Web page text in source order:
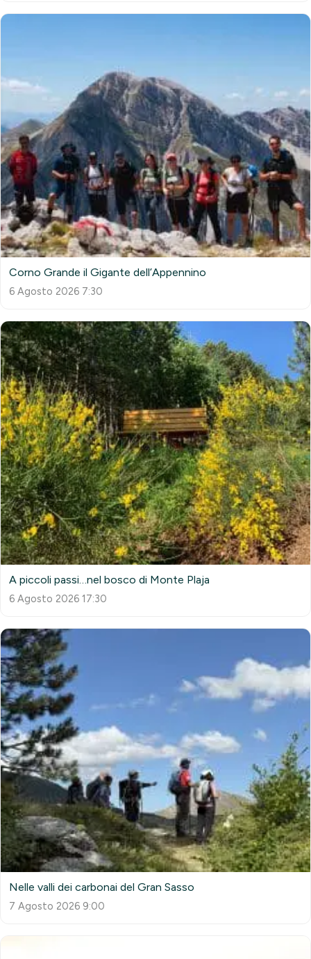
Corno Grande il Gigante dell’Appennino
6 Agosto 2026 7:30
A piccoli passi…nel bosco di Monte Plaja
6 Agosto 2026 17:30
Nelle valli dei carbonai del Gran Sasso
7 Agosto 2026 9:00